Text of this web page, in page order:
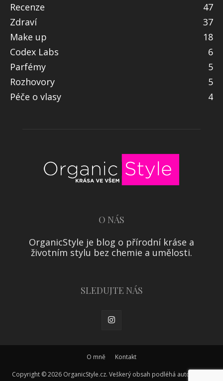
Recenze
47
Zdraví
37
Make up
18
Codex Labs
6
Parfémy
5
Rozhovory
5
Péče o vlasy
4
O NÁS
OrganicStyle je blog o přírodní kráse a
životním stylu bez chemie a umělosti.
SLEDUJTE NÁS
O mně Kontakt
Copyright © 2026 OrganicStyle.cz. Veškerý obsah podléhá autorskému